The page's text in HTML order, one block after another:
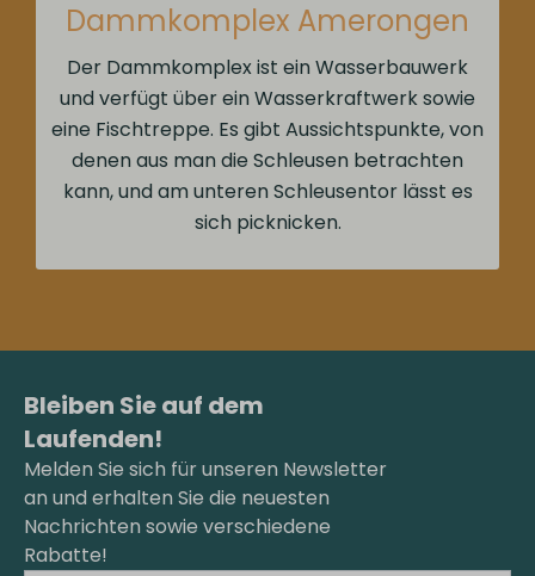
Dammkomplex Amerongen
Der Dammkomplex ist ein Wasserbauwerk
und verfügt über ein Wasserkraftwerk sowie
eine Fischtreppe. Es gibt Aussichtspunkte, von
denen aus man die Schleusen betrachten
kann, und am unteren Schleusentor lässt es
sich picknicken.
Bleiben Sie auf dem
Laufenden!
Melden Sie sich für unseren Newsletter
an und erhalten Sie die neuesten
Nachrichten sowie verschiedene
Rabatte!